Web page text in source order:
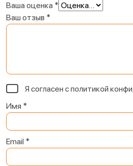
Ваша оценка *
Ваш отзыв *
Я согласен сполитикой
Имя *
Email *